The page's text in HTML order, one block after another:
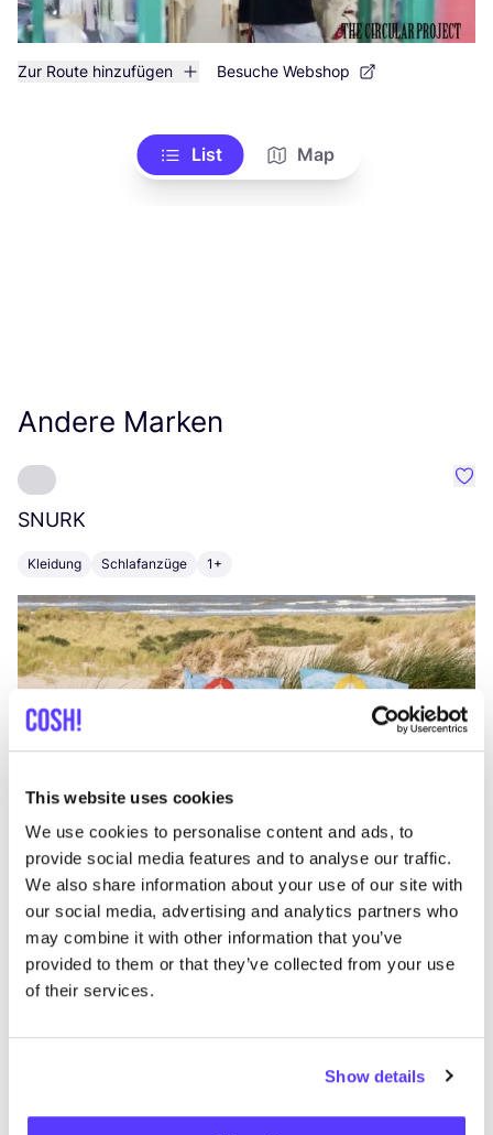
This website uses cookies
We use cookies to personalise content and ads, to
provide social media features and to analyse our traffic.
We also share information about your use of our site with
our social media, advertising and analytics partners who
may combine it with other information that you’ve
provided to them or that they’ve collected from your use
of their services.
Show details
Zur Route hinzufügen Besuche Webshop
List Map
Andere Marken
SNURK
Kleidung Schlafanzüge 1+